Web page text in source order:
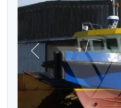
Títì